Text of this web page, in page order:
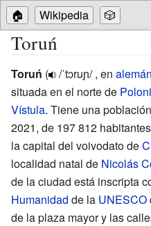
🏠 Wikipedia 🎲
Toruń
Toruń ( /ˈtɔruɲ/ , en alemán
situada en el norte de
Vístula. Tiene una
2021, de 197812
la capital del voivodato de
localidad natal de Nicolás
de la ciudad está inscripta
Humanidad de la UNESCO
de la plaza mayor y las